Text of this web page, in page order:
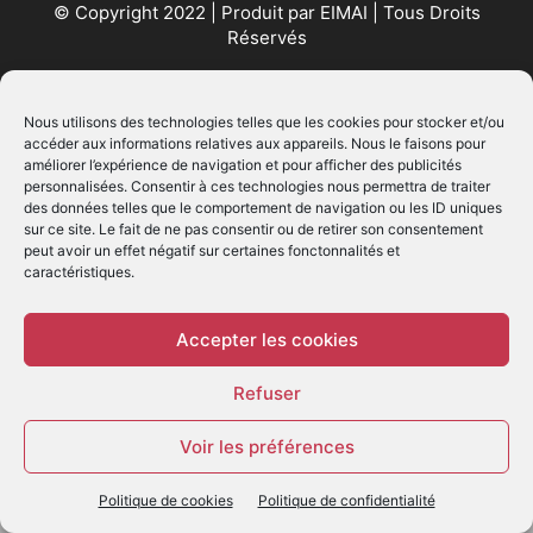
Nous utilisons des technologies telles que les cookies pour stocker et/ou
accéder aux informations relatives aux appareils. Nous le faisons pour
améliorer l’expérience de navigation et pour afficher des publicités
personnalisées. Consentir à ces technologies nous permettra de traiter
des données telles que le comportement de navigation ou les ID uniques
sur ce site. Le fait de ne pas consentir ou de retirer son consentement
peut avoir un effet négatif sur certaines fonctonnalités et
caractéristiques.
Accepter les cookies
Refuser
Voir les préférences
Politique de cookies Politique de confidentialité
© Copyright 2022 | Produit par EIMAI | Tous Droits
Réservés
SUIVEZ NOUS